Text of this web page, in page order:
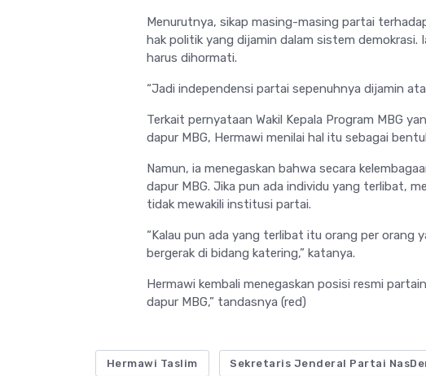
Menurutnya, sikap masing-masing partai
hak politik yang dijamin dalam sistem
harus dihormati.
“Jadi independensi partai sepenuhnya dijamin
Terkait pernyataan Wakil Kepala Program MBG
dapur MBG, Hermawi menilai hal itu sebagai
Namun, ia menegaskan bahwa secara
dapur MBG. Jika pun ada individu yang terlibat,
tidak mewakili institusi partai.
“Kalau pun ada yang terlibat itu orang per orang
bergerak di bidang katering,” katanya.
Hermawi kembali menegaskan posisi resmi
dapur MBG,” tandasnya (red)
Hermawi Taslim Sekretaris Jenderal Partai